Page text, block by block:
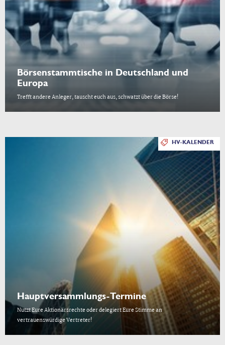
Börsenstammtische in Deutschland und
Europa
Trefft andere Anleger, tauscht euch aus, schwatzt über die Börse!
HV-KALENDER
Hauptversammlungs-Termine
Nutzt Eure Aktionärsrechte oder delegiert Eure Stimme an
vertrauenswürdige Vertreter!